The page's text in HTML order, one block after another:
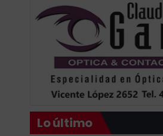
Lo último